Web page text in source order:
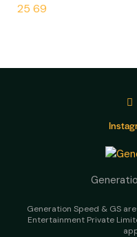
25 69
Generation Speed & GS
Entertainment Private